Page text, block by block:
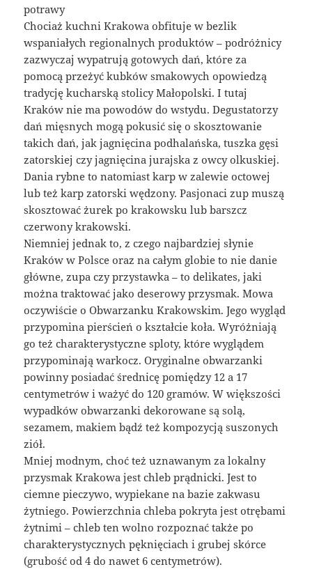
potrawy
Chociaż kuchni Krakowa obfituje w bezlik
wspaniałych regionalnych produktów – podróżnicy
zazwyczaj wypatrują gotowych dań, które za
pomocą przeżyć kubków smakowych opowiedzą
tradycję kucharską stolicy Małopolski. I tutaj
Kraków nie ma powodów do wstydu. Degustatorzy
dań mięsnych mogą pokusić się o skosztowanie
takich dań, jak jagnięcina podhalańska, tuszka gęsi
zatorskiej czy jagnięcina jurajska z owcy olkuskiej.
Dania rybne to natomiast karp w zalewie octowej
lub też karp zatorski wędzony. Pasjonaci zup muszą
skosztować żurek po krakowsku lub barszcz
czerwony krakowski.
Niemniej jednak to, z czego najbardziej słynie
Kraków w Polsce oraz na całym globie to nie danie
główne, zupa czy przystawka – to delikates, jaki
można traktować jako deserowy przysmak. Mowa
oczywiście o Obwarzanku Krakowskim. Jego wygląd
przypomina pierścień o kształcie koła. Wyróżniają
go też charakterystyczne sploty, które wyglądem
przypominają warkocz. Oryginalne obwarzanki
powinny posiadać średnicę pomiędzy 12 a 17
centymetrów i ważyć do 120 gramów. W większości
wypadków obwarzanki dekorowane są solą,
sezamem, makiem bądź też kompozycją suszonych
ziół.
Mniej modnym, choć też uznawanym za lokalny
przysmak Krakowa jest chleb prądnicki. Jest to
ciemne pieczywo, wypiekane na bazie zakwasu
żytniego. Powierzchnia chleba pokryta jest otrębami
żytnimi – chleb ten wolno rozpoznać także po
charakterystycznych pęknięciach i grubej skórce
(grubość od 4 do nawet 6 centymetrów).